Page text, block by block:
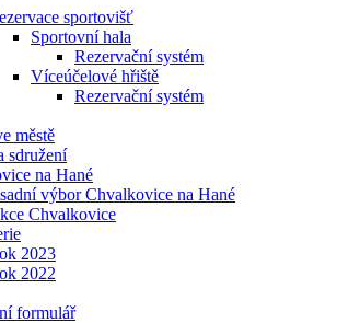
sportovišť
Sportovní hala
Rezervační systém
Víceúčelové hřiště
Rezervační systém
městě
sdružení
na Hané
výbor Chvalkovice na Hané
Chvalkovice
2023
2022
formulář